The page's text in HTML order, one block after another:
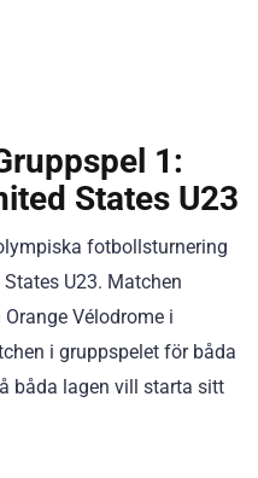
1:
States U23
fotbollsturnering
U23. Matchen
Vélodrome i
i gruppspelet för båda
båda lagen vill starta sitt